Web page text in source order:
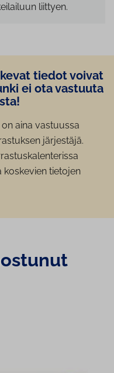
liittyen.
tiedot voivat
ei ota vastuuta
aina vastuussa
järjestäjä.
koskevien tietojen